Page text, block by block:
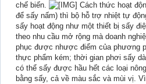
chế biến.
Cách thức hoạt
để sấy nấm) thì bộ hỗ trợ nhiệt tự
sấy hoạt động như một thiết bị sấy
theo nhu cầu mở rộng mà doanh
phục được nhược điểm của phương
thực phẩm kém; thời gian phơi sấy
có thể sấy được hầu hết các loại
bằng sấy, cả về màu sắc và mùi vị.